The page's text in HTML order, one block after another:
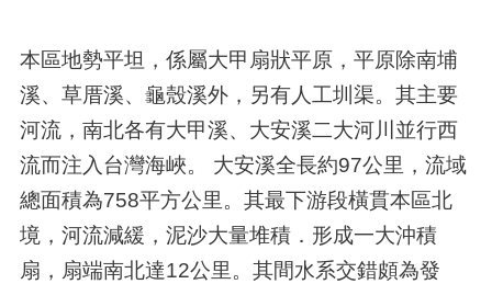
本區地勢平坦，係屬大甲扇狀平原，平原除南埔
溪、草厝溪、龜殼溪外，另有人工圳渠。其主要
河流，南北各有大甲溪、大安溪二大河川並行西
流而注入台灣海峽。 大安溪全長約97公里，流域
總面積為758平方公里。其最下游段橫貫本區北
境，河流減緩，泥沙大量堆積．形成一大沖積
扇，扇端南北達12公里。其間水系交錯頗為發